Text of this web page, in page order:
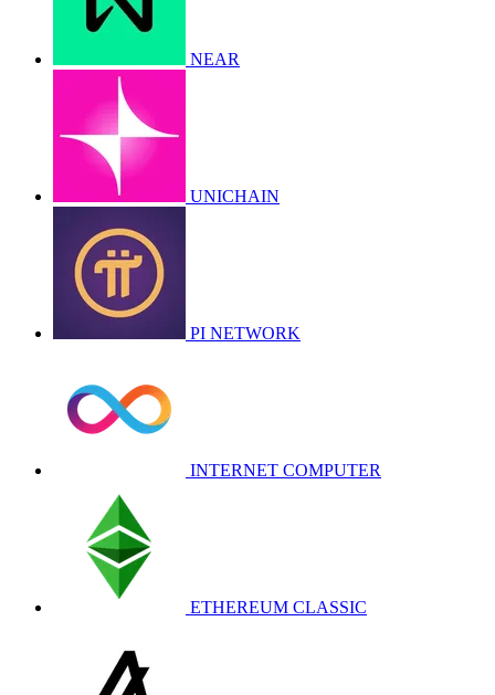
NEAR
UNICHAIN
PI NETWORK
INTERNET COMPUTER
ETHEREUM CLASSIC